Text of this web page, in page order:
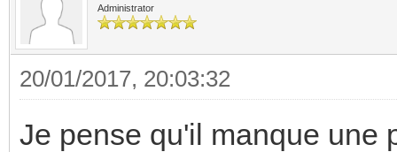
Administrator
20/01/2017, 20:03:32
Je pense qu'il manque une